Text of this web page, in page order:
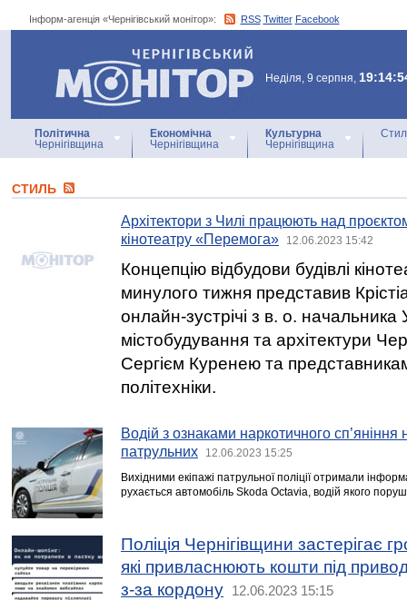
Інформ-агенція «Чернігівський монітор»: RSS Twitter Facebook
Інформ-агенція
«Чернігівський монітор»
Неділя, 9 серпня,
Політична
Чернігівщина
Економічна
Чернігівщина
Культурна
Чернігівщина
СТИЛЬ
Архітектори з Чилі працюють над
кінотеатру «Перемога»
12.06.2023 15:42
Концепцію відбудови будівлі
минулого тижня представив
онлайн-зустрічі з в. о. начальника
містобудування та архітектури
Сергієм Куренею та
політехніки.
Водій з ознаками наркотичного сп’яніння
патрульних
12.06.2023 15:25
Вихідними екіпажі патрульної поліції отримали
рухається автомобіль Skoda Octavia, водій якого
Поліція Чернігівщини застерігає
які привласнюють кошти під
з-за кордону
12.06.2023 15:15